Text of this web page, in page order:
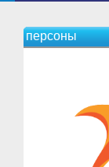
персоны